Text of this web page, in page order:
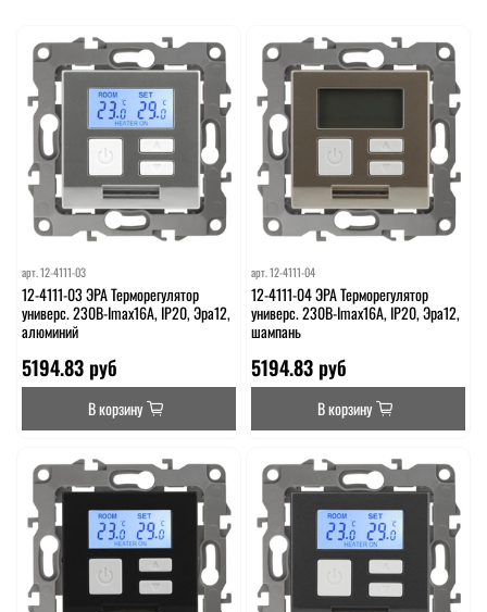
арт.12-4111-03
12-4111-03 ЭРА Терморегулятор
универс. 230В-Imax16А, IP20, Эра12,
алюминий
5194.83 руб
В корзину
арт. 12-4111-04
12-4111-04 ЭРА Терморегулятор
универс. 230В-Imax16А, IP20, Эра12,
шампань
5194.83 руб
В корзину